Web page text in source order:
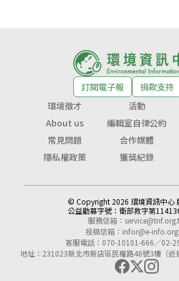
訂閱電子報
捐款支持
環境徵才
活動
About us
編輯室自律公約
常見問題
合作媒體
隱私權政策
獲獎紀錄
© Copyright 2026 環境資訊中心
公益勸募字號： 衛部救字第
服務信箱：
投稿信箱： infor@e-
客服電話：070-10101-666／02-
地址：231023新北市新店區民權路48號3樓（近